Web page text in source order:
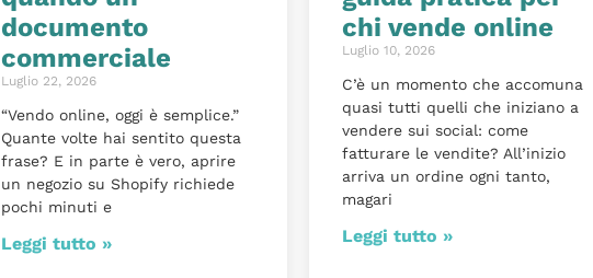
documento
commerciale
Luglio 22, 2026
“Vendo online, oggi è semplice.”
Quante volte hai sentito questa
frase? E in parte è vero, aprire
un negozio su Shopify richiede
pochi minuti e
Leggi tutto »
chi vende online
Luglio 10, 2026
C’è un momento che accomuna
quasi tutti quelli che iniziano a
vendere sui social: come
fatturare le vendite? All’inizio
arriva un ordine ogni tanto,
magari
Leggi tutto »